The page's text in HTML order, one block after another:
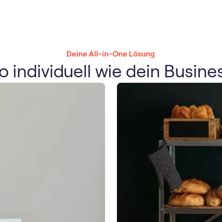
Deine All-in-One Lösung
individuell wie dein